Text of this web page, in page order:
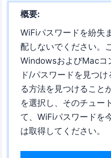
概要:
WiFiパスワードを紛失
配しないでください。
WindowsおよびMacコ
ド/パスワードを見つ
る方法を見つけること
を選択し、そのチュー
て、WiFiパスワードを
は取得してください。